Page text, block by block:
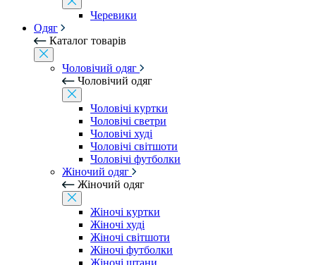
Черевики
Одяг
Каталог товарів
Чоловічий одяг
Чоловічий одяг
Чоловічі куртки
Чоловічі светри
Чоловічі худі
Чоловічі світшоти
Чоловічі футболки
Жіночий одяг
Жіночий одяг
Жіночі куртки
Жіночі худі
Жіночі світшоти
Жіночі футболки
Жіночі штани